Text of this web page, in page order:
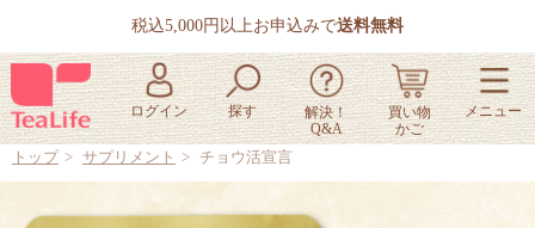
税込5,000円以上お申込みで送料無料
トップ サプリメント チョウ活宣言